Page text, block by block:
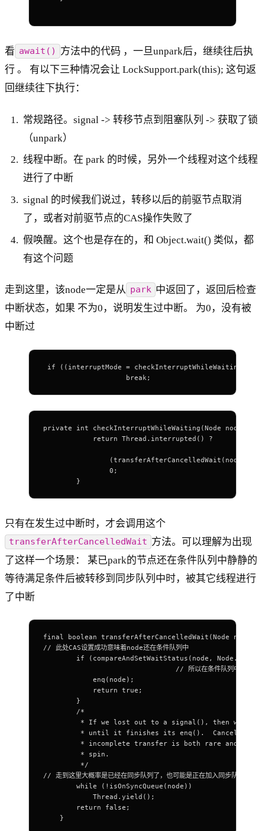
看 await()
方法中的代码 ，一旦unpark后，继续往后执
行 。 有以下三种情况会让 LockSupport.park(this); 这句返
回继续往下执行：
常规路径。signal -> 转移节点到阻塞队列 -> 获取了锁
（unpark）
线程中断。在 park 的时候，另外一个线程对这个线程
进行了中断
signal 的时候我们说过，转移以后的前驱节点取消
了，或者对前驱节点的CAS操作失败了
假唤醒。这个也是存在的，和 Object.wait() 类似，都
有这个问题
走到这里，该node一定是从 park 中返回了，返回后检查
中断状态，如果 不为0，说明发生过中断。 为0，没有被
中断过
if ((interruptMode =
                    break;
private int checkInterruptWhileWaiting(Node node) {
            return Thread.interrupted() ?
(transferAfterCancelledWait(node) ?
                0;
        }
只有在发生过中断时，才会调用这个
transferAfterCancelledWait 方法。可以理解为出现
了这样一个场景： 某已park的节点还在条件队列中静静的
等待满足条件后被转移到同步队列中时，被其它线程进行
了中断
final boolean transferAfterCancelledWait(Node node) {
// 此处CAS设置成功意味着node还在条件队列中
if (compareAndSetWaitStatus(node,
// 所以在条件队列中即
            enq(node);
            return true;
        }
        /*
* If we lost out to a signal(), then we
* until it finishes its enq().  Cancelling
* incomplete transfer is both rare and
         * spin.
         */
// 走到这里大概率是已经在同步队列了，也可能是正在加入同步队列的过
        while (!isOnSyncQueue(node))
            Thread.yield();
        return false;
    }